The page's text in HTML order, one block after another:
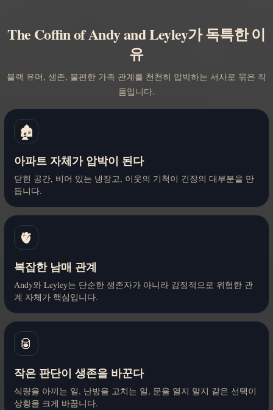
The Coffin of Andy and Leyley가 독특한 이
유
블랙 유머, 생존, 불편한 가족 관계를 천천히 압박하는 서사로 묶은 작
품입니다.
🏚️
아파트 자체가 압박이 된다
닫힌 공간, 비어 있는 냉장고, 이웃의 기척이 긴장의 대부분을 만
듭니다.
🫀
복잡한 남매 관계
Andy와 Leyley는 단순한 생존자가 아니라 감정적으로 위험한 관
계 자체가 핵심입니다.
🥫
작은 판단이 생존을 바꾼다
식량을 아끼는 일, 난방을 고치는 일, 문을 열지 말지 같은 선택이
상황을 크게 바꿉니다.